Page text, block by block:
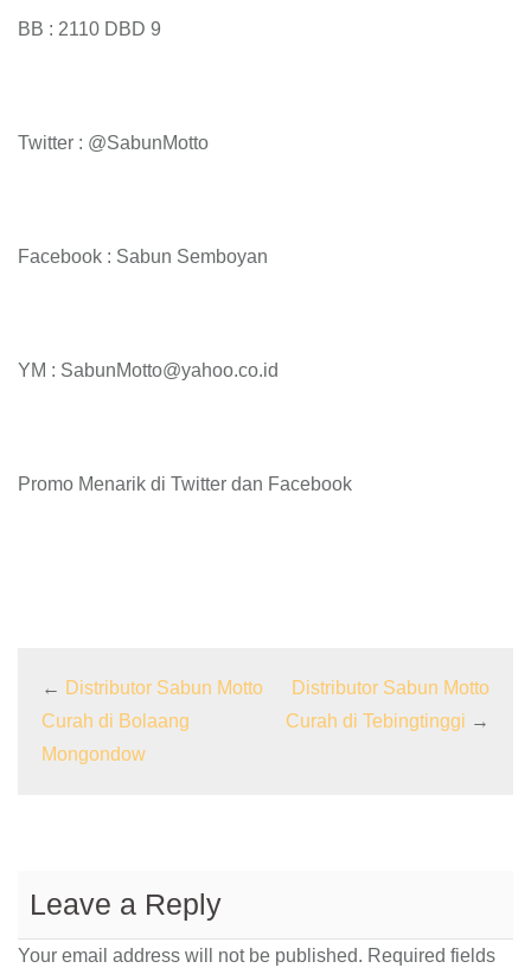
BB : 2110 DBD 9
Twitter : @SabunMotto
Facebook : Sabun Semboyan
YM : SabunMotto@yahoo.co.id
Promo Menarik di Twitter dan Facebook
← Distributor Sabun Motto
Curah di Bolaang
Mongondow
Distributor Sabun Motto
Curah di Tebingtinggi →
Leave a Reply
Your email address will not be published. Required fields